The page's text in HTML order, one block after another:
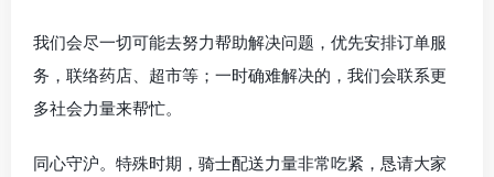
我们会尽一切可能去努力帮助解决问题，优先安排订单服
务，联络药店、超市等；一时确难解决的，我们会联系更
多社会力量来帮忙。
同心守沪。特殊时期，骑士配送力量非常吃紧，恳请大家